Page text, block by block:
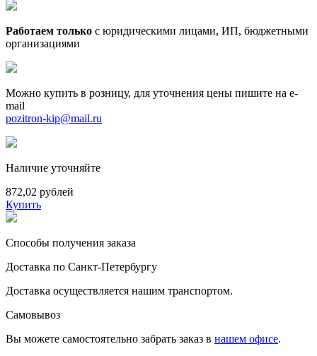
Работаем только с юридическими лицами, ИП, бюджетными
организациями
Можно купить в розницу, для уточнения цены пишите на e-
mail
pozitron-kip@mail.ru
Наличие уточняйте
872,02 рублей
Купить
Способы получения заказа
Доставка по Санкт-Петербургу
Доставка осуществляется нашим транспортом.
Самовывоз
Вы можете самостоятельно забрать заказ в нашем офисе.